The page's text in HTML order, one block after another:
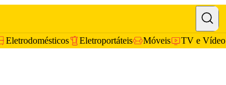
Eletrodomésticos Eletroportáteis Móveis TV e Vídeo